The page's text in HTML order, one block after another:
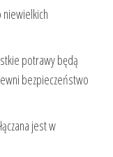
niewielkich
potrawy będą
bezpieczeństwo
jest w